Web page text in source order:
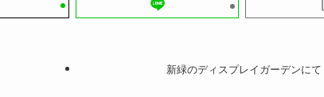
新緑のディスプレイガーデンにて